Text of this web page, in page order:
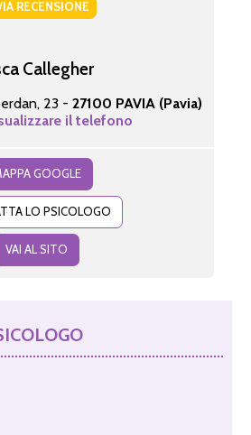
RECENSIONE
Callegher
23 - 27100 PAVIA (Pavia)
il telefono
GOOGLE
LO PSICOLOGO
VAI AL SITO